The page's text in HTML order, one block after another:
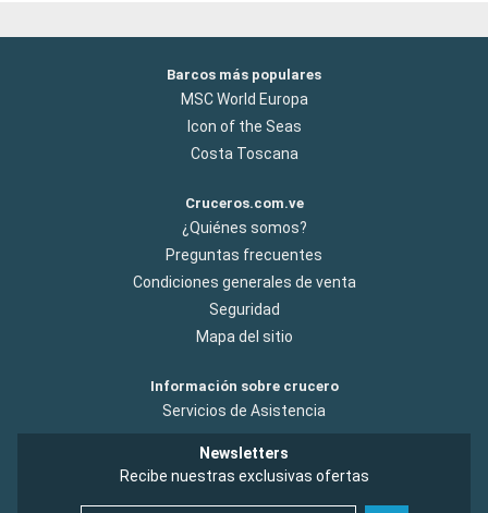
Barcos más populares
MSC World Europa
Icon of the Seas
Costa Toscana
Cruceros.com.ve
¿Quiénes somos?
Preguntas frecuentes
Condiciones generales de venta
Seguridad
Mapa del sitio
Información sobre crucero
Servicios de Asistencia
Newsletters
Recibe nuestras exclusivas ofertas